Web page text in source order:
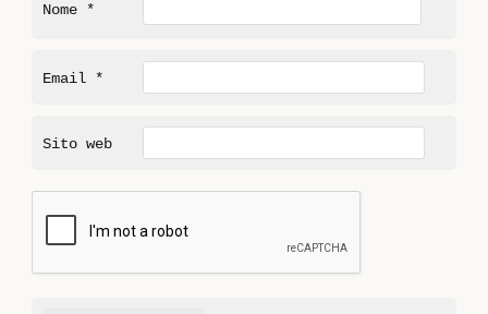
Nome *
Email *
Sito web